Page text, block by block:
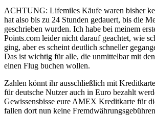
ACHTUNG: Lifemiles Käufe waren bisher
hat also bis zu 24 Stunden gedauert, bis die
geschrieben wurden. Ich habe bei meinem
Points.com leider nicht darauf geachtet, wie
ging, aber es scheint deutlich schneller
Das ist wichtig für alle, die unmittelbar mit
einen Flug buchen wollen.
Zahlen könnt ihr ausschließlich mit
für deutsche Nutzer auch in Euro bezahlt
Gewissensbisse eure AMEX Kreditkarte für
fallen dort nun keine